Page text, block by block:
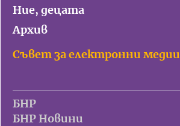
Ние, децата
Архив
Съвет за електронни медии
БНР
БНР Новини